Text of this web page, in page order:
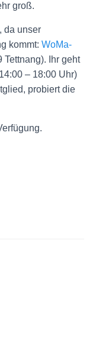
groß.
da unser
kommt: WoMa-
Tettnang). Ihr geht
– 18:00 Uhr)
probiert die